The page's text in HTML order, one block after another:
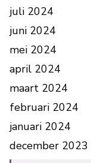
juli 2024
juni 2024
mei 2024
april 2024
maart 2024
februari 2024
januari 2024
december 2023